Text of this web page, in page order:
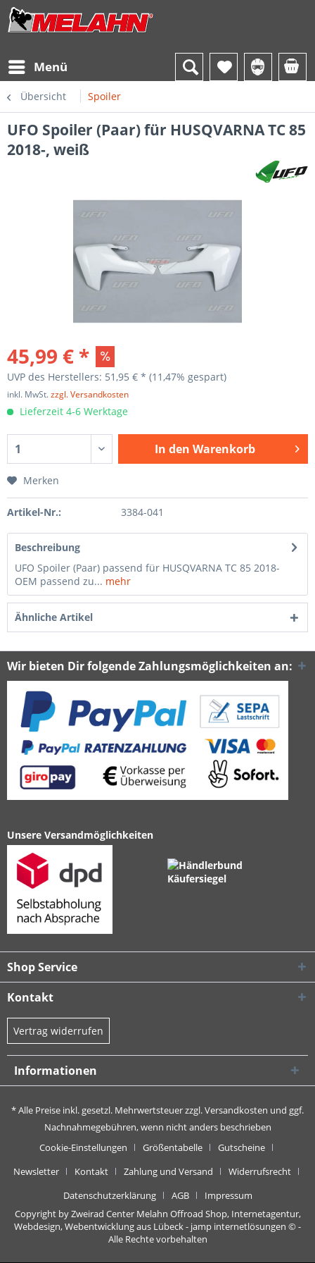
Menü
Übersicht Spoiler
UFO Spoiler (Paar) für HUSQVARNA TC 85
2018-, weiß
45,99 € *
UVP des Herstellers: 51,95 € * (11,47% gespart)
inkl. MwSt.zzgl. Versandkosten
Lieferzeit 4-6 Werktage
In den Warenkorb
Merken
Artikel-Nr.: 3384-041
Beschreibung
UFO Spoiler (Paar) passend für HUSQVARNA TC 85 2018-
OEM passend zu... mehr
Ähnliche Artikel
Wir bieten Dir folgende Zahlungsmöglichkeiten an:
Unsere Versandmöglichkeiten
Shop Service
Kontakt
Vertrag widerrufen
Informationen
* Alle Preise inkl. gesetzl. Mehrwertsteuer zzgl.Versandkosten und ggf.
Nachnahmegebühren, wenn nicht anders beschrieben
Cookie-Einstellungen
Größentabelle
Gutscheine
Newsletter
Kontakt Zahlung und Versand
Widerrufsrecht
Datenschutzerklärung
AGB
Impressum
Copyright by Zweirad Center Melahn Offroad Shop, Internetagentur,
Webdesign, Webentwicklung aus Lübeck - jamp internetlösungen © -
Alle Rechte vorbehalten